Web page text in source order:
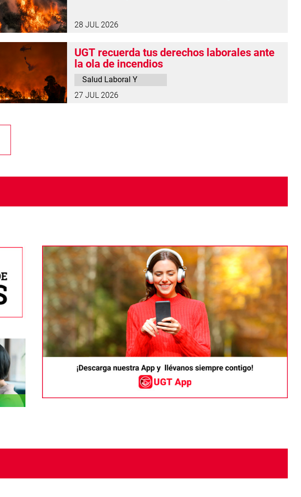
28 JUL 2026
UGT recuerda tus derechos laborales ante
la ola de incendios
Salud Laboral Y
Medio Ambiente
27 JUL 2026